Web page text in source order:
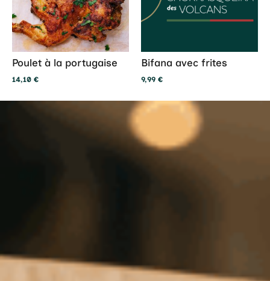
Poulet à la portugaise
14,10 €
Bifana avec frites
9,99 €